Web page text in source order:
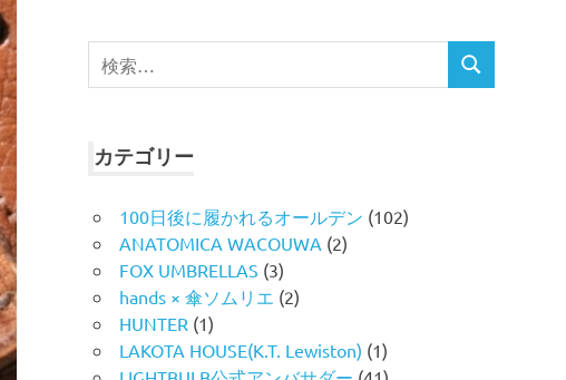
検
索
検
カテゴリー
100日後に履かれるオールデン (102)
ANATOMICA WACOUWA (2)
FOX UMBRELLAS (3)
hands × 傘ソムリエ (2)
HUNTER (1)
LAKOTA HOUSE(K.T. Lewiston) (1)